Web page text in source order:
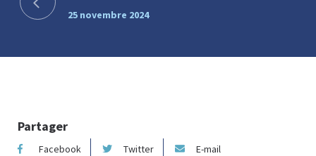
25 novembre 2024
Partager
Facebook Twitter E-mail